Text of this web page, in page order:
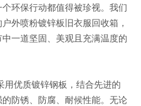
环保行动都值得被珍视。我们
外喷粉镀锌板旧衣服回收箱，
一道坚固、美观且充满温度的
用优质镀锌钢板，结合先进的
防锈、防腐、耐候性能。无论